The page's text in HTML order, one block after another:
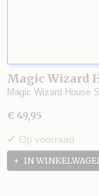
Magic Wizard
Magic Wizard House
€ 49,95
✓ Op voorraad
IN